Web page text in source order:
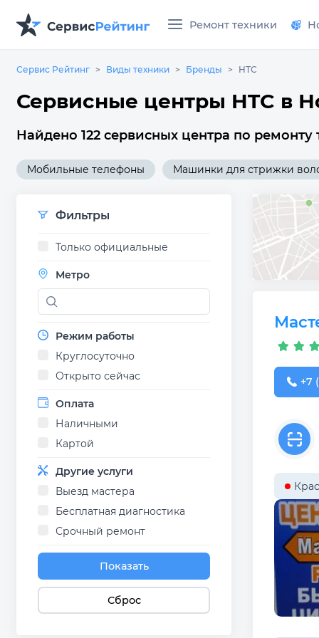
Ремонт техники
Сервис Рейтинг Виды техники Бренды HTC
Сервисные центры HTC в
Найдено 122 сервисных центра по
Мобильные телефоны Машинки для стрижки
Фильтры
Только официальные
Метро
Режим работы
Круглосуточно
Открыто сейчас
Оплата
Наличными
Картой
Другие услуги
Выезд мастера
Бесплатная диагностика
Срочный ремонт
Показать
Сброс
+7+7